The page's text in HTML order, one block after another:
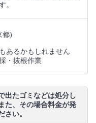
。
都)
あるかもしれません
・抜根作業
出たゴミなどは処分し
た、その場合料金が発
さい。